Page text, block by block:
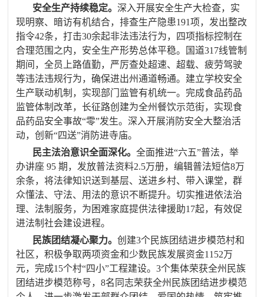
安全生产持续稳定。深入开展安全生产大检查，实
现明察、暗访有机结合，排查生产隐患191项，发出整改
指令42条，打击30余起非法违法行为，四项指标控制在
合理范围之内，安全生产形势总体平稳。国道317线管制
期间，全员上路值勤，严厉查处超速、超载、疲劳驾驶
等违法违规行为，确保进出州通道畅通。建立学校安全
生产联动机制，实现部门监管有机统一。完成食品药品
监管体制改革，长征路创建为全州餐饮示范街，实现食
品药品安全事故“零”发生。深入开展消防安全大整治活
动，创新“四送”消防进寺庙。
民主法治意识全面深化。全面推进“六五”普法，举
办讲座 95期，发放普法资料2.5万册，编辑普法短信8万
余条，将法律知识送到基层、送进乡村、带入课堂，群
众懂法、守法、用法的意识不断提升。切实推进依法治
理、法制服务，为困难家庭提供法律援助17起，有效促
进法制社会建设进程。
民族团结凝心聚力。创建3个民族团结进步模范村和
社区，积极争取两项资金和少数民族发展资金1152万
元，完成15个村“四小”工程建设。3个集体荣获全州民族
团结进步模范称号，8名同志荣获全州民族团结进步模范